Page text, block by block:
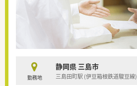
勤務地
静岡県 三島市
三島田町駅 (伊豆箱根鉄道駿豆線)